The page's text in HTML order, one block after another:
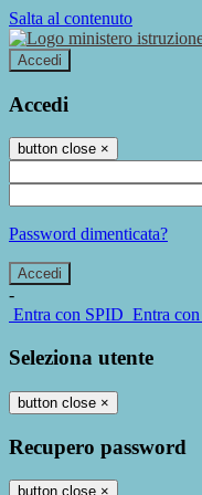
Salta al contenuto
Accedi
Accedi
button close ×
Password dimenticata?
-
Entra con SPID Entra
Seleziona utente
button close ×
Recupero password
button close ×